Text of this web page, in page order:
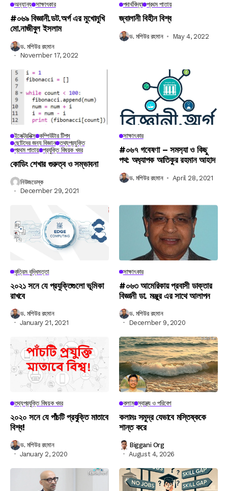
অন্যান্য সাক্ষাৎকার
#০৬৯ বিজ্ঞানী.ডট.অর্গ এর মুখোমুখি
মো.নাজীবুল ইসলাম
ড. মশিউর রহমান
November 17, 2022
পদার্থবিদ্যা প্রথম পাতায়
জ্বালানী বিহীন বিশ্ব
ড. মশিউর রহমান May 4, 2022
ইলেক্ট্রনিক্স কম্পিউটার টিপস
ছোটদের জন্য বিজ্ঞান তথ্যপ্রযুক্তি
প্রথম পাতায় প্রযুক্তি বিষয়ক খবর
কোডিং শেখার গুরুত্ব ও সম্ভাবনা
নিউজডেস্ক
December 29, 2021
সাক্ষাৎকার
#০৬৭ গবেষণা – সমস‍্যা ও কিছু
পথ: অধ‍্যাপক আতিকুর রহমান আহাদ
ড. মশিউর রহমান April 28, 2021
কৃত্রিম বুদ্ধিমত্তা
২০২১ সনে যে প্রযুক্তিগুলো ভূমিকা
রাখবে
ড. মশিউর রহমান
January 21, 2021
সাক্ষাৎকার
#০৬৩ আমেরিকায় প্রবাসী ডাক্তার
বিজ্ঞানী ডা. মঞ্জুর এর সাথে আলাপন
ড. মশিউর রহমান
December 9, 2020
তথ্যপ্রযুক্তি বিষয়ক খবর
২০২০ সনে যে পাঁচটি প্রযুক্তি মাতাবে
বিশ্ব!
ড. মশিউর রহমান
January 2, 2020
কলাম স্বাস্থ্য ও পরিবেশ
কলামঃ সমুদ্র যেভাবে মস্তিষ্ককে
শান্ত করে
Biggani Org
August 4, 2026